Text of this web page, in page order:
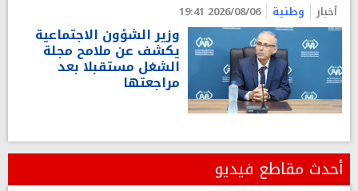
أخبار وطنية 2026/08/06 19:41
وزير الشؤون الاجتماعية
يكشف عن ملامح مجلة
الشغل مستقبلا بعد
مراجعتها
أحدث مقاطع فيديو